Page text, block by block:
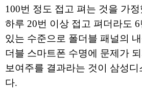
100번 정도 접고 펴는 것을 가
하루 20번 이상 접고 펴더라도
있는 수준으로 폴더블 패널의
더블 스마트폰 수명에 문제가
보여주를 결과라는 것이 삼성
다.